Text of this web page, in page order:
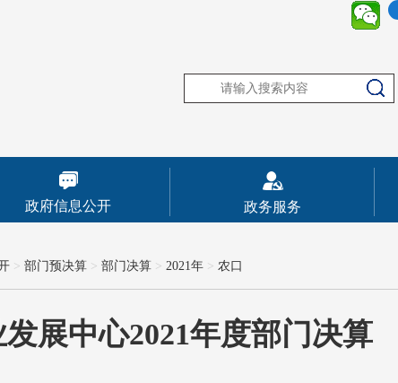
政府信息公开 政务服务
> 部门预决算 > 部门决算 > 2021年 > 农口
展中心2021年度部门决算